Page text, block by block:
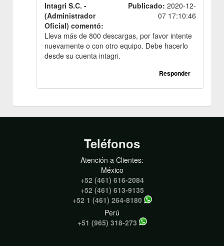
Intagri S.C. -
(Administrador
Oficial) comentó:
Publicado: 2020-12-
07 17:10:46
Lleva más de 800 descargas, por favor intente
nuevamente o con otro equipo. Debe hacerlo
desde su cuenta intagri.
Responder
Teléfonos
Atención a Clientes:
México
+52 (461) 616-2084
+52 (461) 613-9135
+52 1 (461) 264-8180
Perú
+51 (965) 318-273